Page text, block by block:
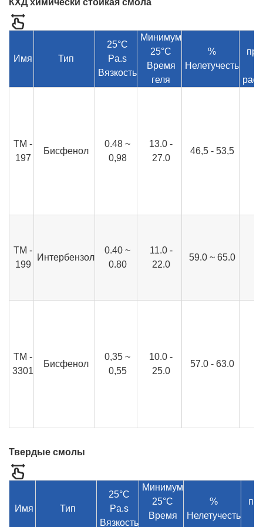
КХД химически стойкая смола
Имя Тип
25°C
Pa.s
Вязкость
Минимум
25°C
Время
геля
%
Нелетучесть
ТМ -
197
Бисфенол
0.48 ~
0,98
13.0 -
27.0
46,5 - 53,5
ТМ -
199
Интербензол
0.40 ~
0.80
11.0 -
22.0
59.0 ~ 65.0
ТМ -
3301
Бисфенол
0,35 ~
0,55
10.0 -
25.0
57.0 - 63.0
Твердые смолы
Имя Тип
25°C
Pa.s
Вязкость
Минимум
25°C
Время
%
Нелетучесть